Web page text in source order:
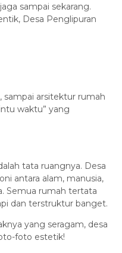
sampai sekarang.
Desa Penglipuran
sampai arsitektur rumah
waktu” yang
tata ruangnya. Desa
antara alam, manusia,
Semua rumah tertata
dan terstruktur banget.
yang seragam, desa
foto estetik!